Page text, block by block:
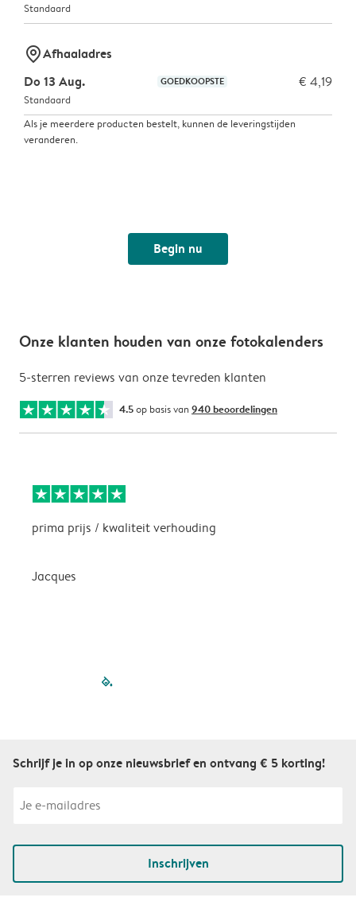
Standaard
marker-pinAfhaaladres
Do 13 Aug.
GOEDKOOPSTE € 4,19
Standaard
Als je meerdere producten bestelt, kunnen de leveringstijden
veranderen.
Begin nu
Onze klanten houden van onze fotokalenders
5-sterren reviews van onze tevreden klanten
4.5op basis van 940 beoordelingen
prima prijs / kwaliteit verhouding
Jacques
filled-pagination
Schrijf je in op onze nieuwsbrief en ontvang € 5 korting!
Inschrijven